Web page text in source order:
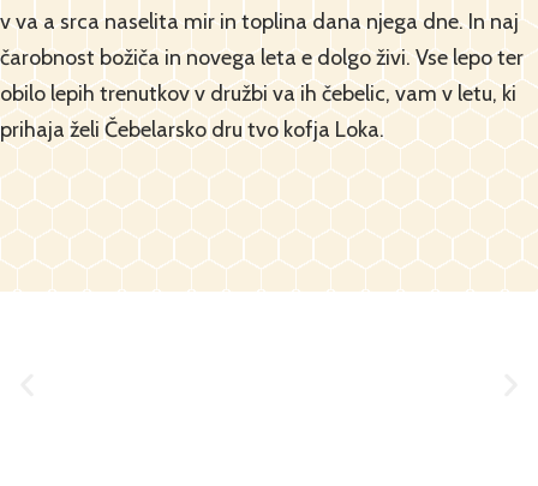
v va a srca naselita mir in toplina dana njega dne. In naj
čarobnost božiča in novega leta e dolgo živi. Vse lepo ter
obilo lepih trenutkov v družbi va ih čebelic, vam v letu, ki
prihaja želi Čebelarsko dru tvo kofja Loka.